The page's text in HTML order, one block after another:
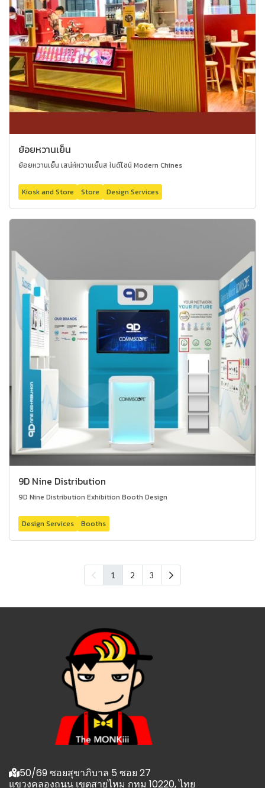
ย้อยหวานเย็น
ย้อยหวานเย็น เสน่ห์หวานเย็นส ในดีไซน์ Modern Chines
Kiosk and Store Store Design Services
9D Nine Distribution
9D Nine Distribution Exhibition Booth Design
Design Services Booths
1 2 3
50/69 ซอยสุขาภิบาล 5 ซอย 27
แขวงคลองถนน เขตสายไหม กทม 10220, ไทย